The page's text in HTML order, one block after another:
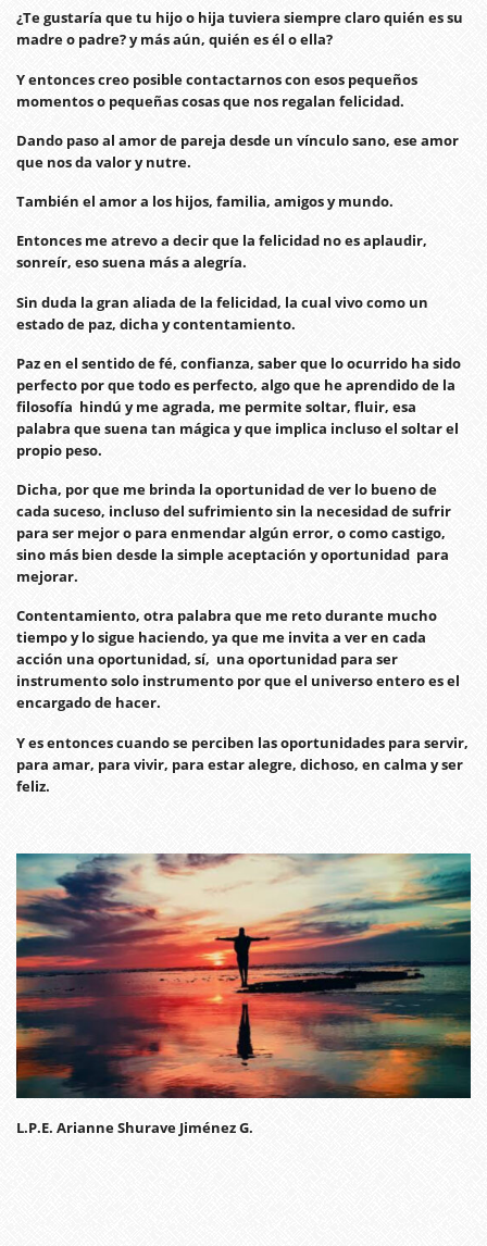
¿Te gustaría que tu hijo o hija tuviera siempre claro quién es su
madre o padre? y más aún, quién es él o ella?
Y entonces creo posible contactarnos con esos pequeños
momentos o pequeñas cosas que nos regalan felicidad.
Dando paso al amor de pareja desde un vínculo sano, ese amor
que nos da valor y nutre.
También el amor a los hijos, familia, amigos y mundo.
Entonces me atrevo a decir que la felicidad no es aplaudir,
sonreír, eso suena más a alegría.
Sin duda la gran aliada de la felicidad, la cual vivo como un
estado de paz, dicha y contentamiento.
Paz en el sentido de fé, confianza, saber que lo ocurrido ha sido
perfecto por que todo es perfecto, algo que he aprendido de la
filosofía hindú y me agrada, me permite soltar, fluir, esa
palabra que suena tan mágica y que implica incluso el soltar el
propio peso.
Dicha, por que me brinda la oportunidad de ver lo bueno de
cada suceso, incluso del sufrimiento sin la necesidad de sufrir
para ser mejor o para enmendar algún error, o como castigo,
sino más bien desde la simple aceptación y oportunidad para
mejorar.
Contentamiento, otra palabra que me reto durante mucho
tiempo y lo sigue haciendo, ya que me invita a ver en cada
acción una oportunidad, sí, una oportunidad para ser
instrumento solo instrumento por que el universo entero es el
encargado de hacer.
Y es entonces cuando se perciben las oportunidades para servir,
para amar, para vivir, para estar alegre, dichoso, en calma y ser
feliz.
L.P.E. Arianne Shurave Jiménez G.